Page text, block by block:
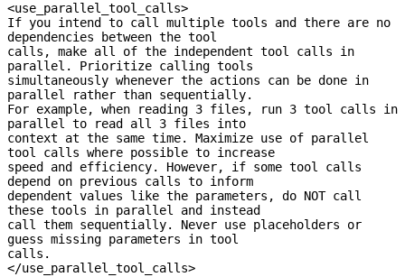
<use_parallel_tool_calls>
If you intend to call multiple tools and there are no
dependencies between the tool
calls, make all of the independent tool calls in
parallel. Prioritize calling tools
simultaneously whenever the actions can be done in
parallel rather than sequentially.
For example, when reading 3 files, run 3 tool calls in
parallel to read all 3 files into
context at the same time. Maximize use of parallel
tool calls where possible to increase
speed and efficiency. However, if some tool calls
depend on previous calls to inform
dependent values like the parameters, do NOT call
these tools in parallel and instead
call them sequentially. Never use placeholders or
guess missing parameters in tool
calls.
</use_parallel_tool_calls>